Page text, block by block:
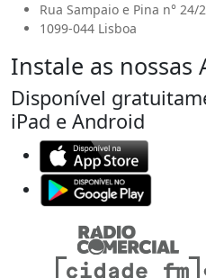
Rua Sampaio e Pina n° 24/
1099-044 Lisboa
Instale as nossas
Disponível
iPad e Android